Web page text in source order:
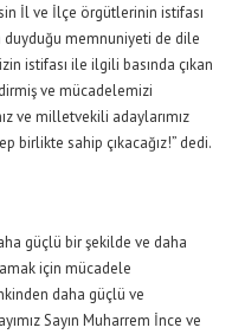
İl ve İlçe örgütlerinin istifası
duyduğu memnuniyeti de dile
istifası ile ilgili basında çıkan
ve mücadelemizi
ve milletvekili adaylarımız
birlikte sahip çıkacağız!” dedi.
güçlü bir şekilde ve daha
için mücadele
daha güçlü ve
Sayın Muharrem İnce ve